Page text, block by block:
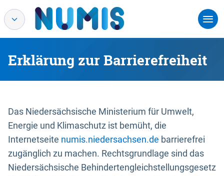
Erklärung zur Barrierefreiheit
Das Niedersächsische Ministerium für Umwelt,
Energie und Klimaschutz ist bemüht, die
Internetseite numis.niedersachsen.de barrierefrei
zugänglich zu machen. Rechtsgrundlage sind das
Niedersächsische Behindertengleichstellungsgesetz